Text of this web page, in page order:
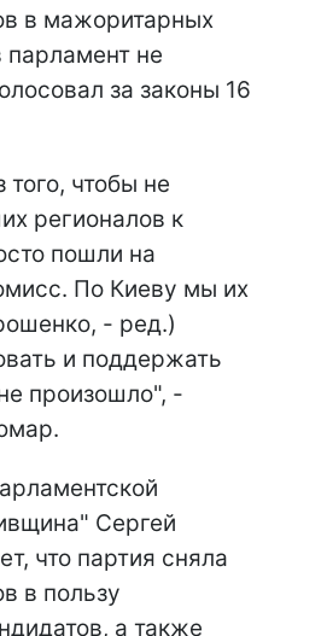
в мажоритарных
парламент не
за законы 16
чтобы не
регионалов к
пошли на
По Киеву мы их
- ред.)
и поддержать
произошло", -
Сергей
что партия сняла
в пользу
а также